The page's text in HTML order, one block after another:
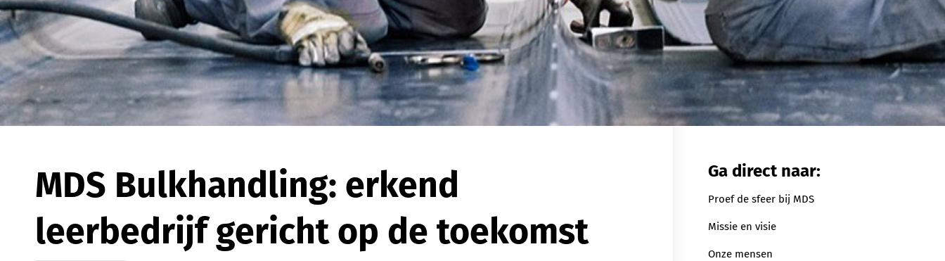
MDS Bulkhandling: erkend
leerbedrijf gericht op de toekomst
Ga direct naar:
Proef de sfeer bij MDS
Missie en visie
Onze mensen